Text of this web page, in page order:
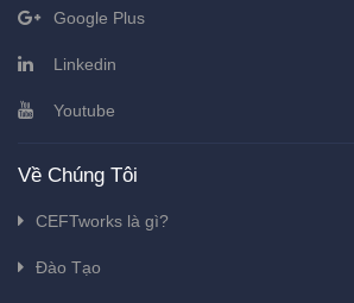
Google Plus
Linkedin
Youtube
Về Chúng Tôi
CEFTworks là gì?
Đào Tạo